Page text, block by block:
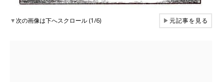
▼次の画像は下へスクロール (1/6) ▶元記事を見る